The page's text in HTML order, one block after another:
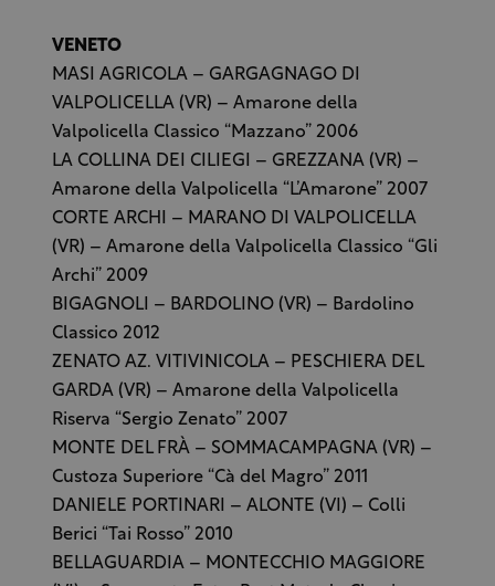
VENETO
MASI AGRICOLA – GARGAGNAGO DI
VALPOLICELLA (VR) – Amarone della
Valpolicella Classico “Mazzano” 2006
LA COLLINA DEI CILIEGI – GREZZANA (VR) –
Amarone della Valpolicella “L’Amarone” 2007
CORTE ARCHI – MARANO DI VALPOLICELLA
(VR) – Amarone della Valpolicella Classico “Gli
Archi” 2009
BIGAGNOLI – BARDOLINO (VR) – Bardolino
Classico 2012
ZENATO AZ. VITIVINICOLA – PESCHIERA DEL
GARDA (VR) – Amarone della Valpolicella
Riserva “Sergio Zenato” 2007
MONTE DEL FRÀ – SOMMACAMPAGNA (VR) –
Custoza Superiore “Cà del Magro” 2011
DANIELE PORTINARI – ALONTE (VI) – Colli
Berici “Tai Rosso” 2010
BELLAGUARDIA – MONTECCHIO MAGGIORE